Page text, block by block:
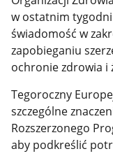
w ostatnim
świadomość w
zapobieganiu
ochronie zdrowia i
Tegoroczny
szczególne
Rozszerzonego
aby podkreślić